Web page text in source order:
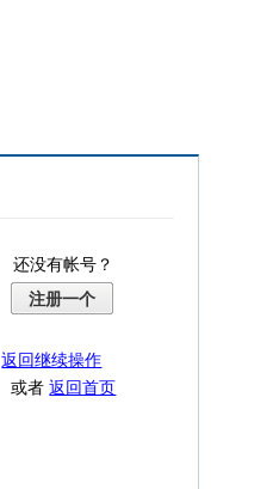
还没有帐号？
注册一个
返回继续操作
或者返回首页